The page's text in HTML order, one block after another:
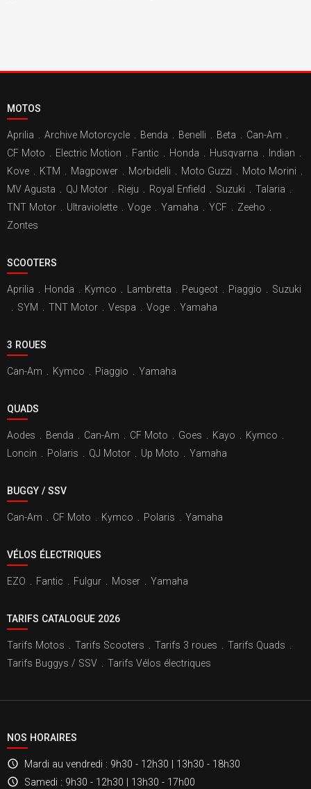
MOTOS
Aprilia Archive Motorcycle Benda Benelli Beta Can-Am
CF Moto
Electric Motion Fantic Honda Husqvarna Indian
Kove
KTM Magpower Morbidelli Moto Guzzi Moto Morini
MV Agusta
QJ Motor Rieju Royal Enfield Suzuki Talaria
TNT Motor
Ultraviolette Voge Yamaha YCF Zeeho
Zontes
SCOOTERS
Aprilia Honda Kymco Lambretta Peugeot Piaggio
Suzuki
SYM TNT Motor Vespa Voge Yamaha
3 ROUES
Can-Am Kymco Piaggio Yamaha
QUADS
Aodes Benda Can-Am CF Moto Goes Kayo Kymco
Loncin
Polaris QJ Motor Up Moto Yamaha
BUGGY / SSV
Can-Am CF Moto Kymco Polaris Yamaha
VÉLOS ÉLECTRIQUES
EZO Fantic Fulgur Moser Yamaha
TARIFS CATALOGUE 2026
Tarifs Motos Tarifs Scooters Tarifs 3 roues Tarifs Quads
Tarifs Buggys / SSV
Tarifs Vélos électriques
NOS HORAIRES
Mardi au vendredi : 9h30 - 12h30 | 13h30 - 18h30
Samedi : 9h30 - 12h30 | 13h30 - 17h00